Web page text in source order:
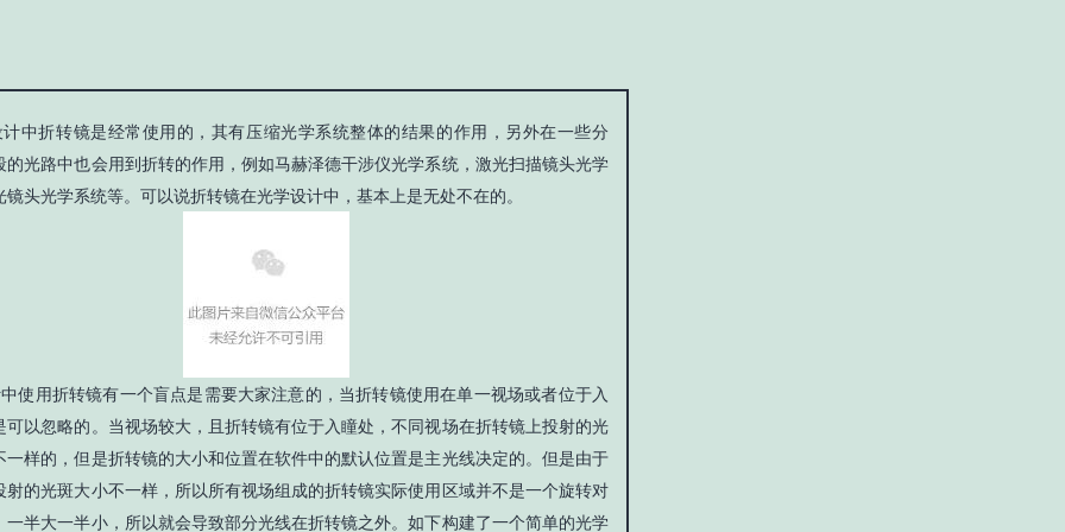
中折转镜是经常使用的，其有压缩光学系统整体的结果的作用，另外在一些分
的光路中也会用到折转的作用，例如马赫泽德干涉仪光学系统，激光扫描镜头光学
镜头光学系统等。可以说折转镜在光学设计中，基本上是无处不在的。
使用折转镜有一个盲点是需要大家注意的，当折转镜使用在单一视场或者位于入
可以忽略的。当视场较大，且折转镜有位于入瞳处，不同视场在折转镜上投射的光
一样的，但是折转镜的大小和位置在软件中的默认位置是主光线决定的。但是由于
射的光斑大小不一样，所以所有视场组成的折转镜实际使用区域并不是一个旋转对
一半大一半小，所以就会导致部分光线在折转镜之外。如下构建了一个简单的光学